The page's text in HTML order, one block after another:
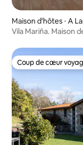
Maison d'hôtes ⋅ A
Vila Mariña. Maison
Coup de cœur
Coup de cœur